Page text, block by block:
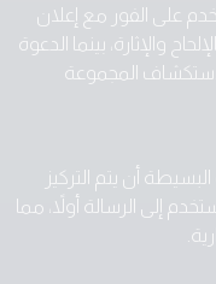
على الفور مع إعلان
بالإلحاح والإثارة، بينما الدعوة
المجموعة
أن يتم التركيز
إلى الرسالة أولاً، مما